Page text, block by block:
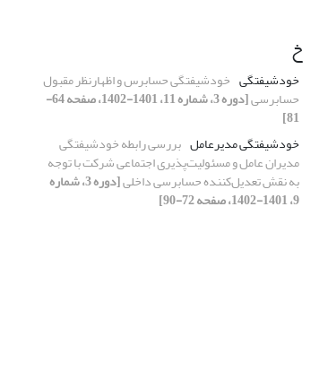
خ
خودشیفتگی خودشیفتگی حسابرس و اظهارنظر مقبول
حسابرسی [دوره 3، شماره 11، 1401-1402، صفحه 64-
81]
خودشیفتگی مدیرعامل بررسی رابطه خودشیفتگی
مدیران عامل و مسئولیت‌پذیری اجتماعی شرکت با توجه
به نقش تعدیل‌کننده حسابرسی داخلی [دوره 3، شماره
9، 1401-1402، صفحه 72-90]